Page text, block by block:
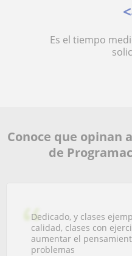
Es el tiempo
Conoce que opinan
de
Dedicado, y clases
calidad, clases con
aumentar el
problemas